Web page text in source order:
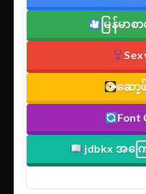
မြန်မာ
ဆော့
Font
jdbkx အက